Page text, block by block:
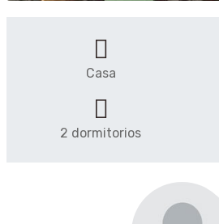
Casa
2 dormitorios